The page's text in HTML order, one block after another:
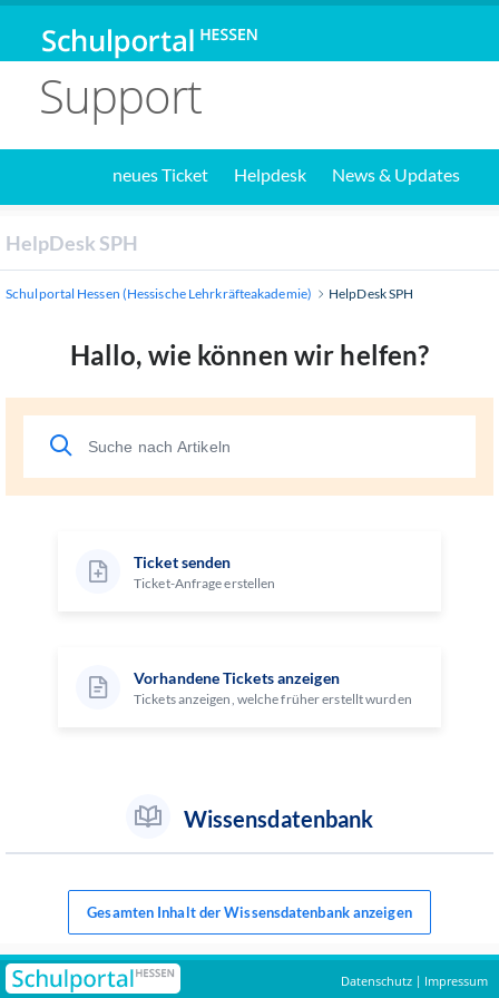
Support
neues Ticket Helpdesk News & Updates
HelpDesk SPH
Schulportal Hessen (Hessische Lehrkräfteakademie) HelpDesk SPH
Hallo, wie können wir helfen?
Ticket senden
Ticket-Anfrage erstellen
Vorhandene Tickets anzeigen
Tickets anzeigen, welche früher erstellt wurden
Wissensdatenbank
Gesamten Inhalt der Wissensdatenbank anzeigen
Datenschutz | Impressum